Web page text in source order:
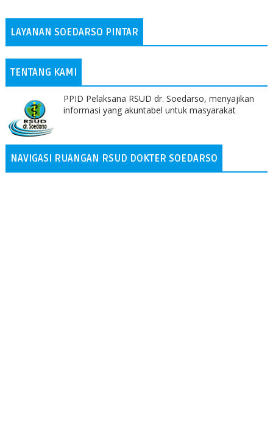
LAYANAN SOEDARSO PINTAR
TENTANG KAMI
PPID Pelaksana RSUD dr. Soedarso, menyajikan
informasi yang akuntabel untuk masyarakat
NAVIGASI RUANGAN RSUD DOKTER SOEDARSO